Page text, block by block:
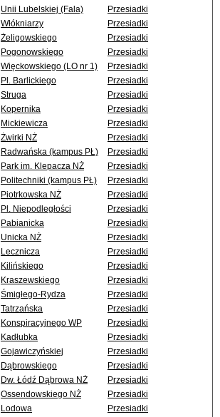
Unii Lubelskiej (Fala)
Przesiadki
Włókniarzy
Przesiadki
Żeligowskiego
Przesiadki
Pogonowskiego
Przesiadki
Więckowskiego (LO nr 1)
Przesiadki
Pl. Barlickiego
Przesiadki
Struga
Przesiadki
Kopernika
Przesiadki
Mickiewicza
Przesiadki
Żwirki NŻ
Przesiadki
Radwańska (kampus PŁ)
Przesiadki
Park im. Klepacza NŻ
Przesiadki
Politechniki (kampus PŁ)
Przesiadki
Piotrkowska NŻ
Przesiadki
Pl. Niepodległości
Przesiadki
Pabianicka
Przesiadki
Unicka NŻ
Przesiadki
Lecznicza
Przesiadki
Kilińskiego
Przesiadki
Kraszewskiego
Przesiadki
Śmigłego-Rydza
Przesiadki
Tatrzańska
Przesiadki
Konspiracyjnego WP
Przesiadki
Kadłubka
Przesiadki
Gojawiczyńskiej
Przesiadki
Dąbrowskiego
Przesiadki
Dw. Łódź Dąbrowa NŻ
Przesiadki
Ossendowskiego NŻ
Przesiadki
Lodowa Przesiadki